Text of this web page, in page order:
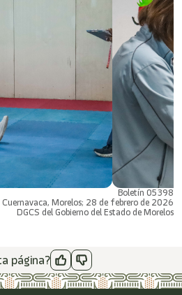
Boletín 05398
Cuernavaca, Morelos; 28 de febrero de 2026
DGCS del Gobierno del Estado de Morelos
página?